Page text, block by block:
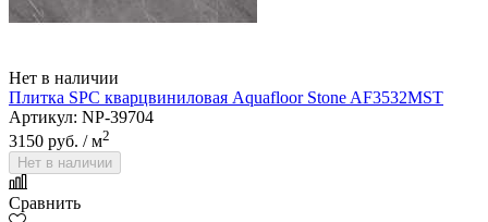
Нет в наличии
Плитка SPC кварцвиниловая Aquafloor Stone AF3532MST
Артикул: NP-39704
3150 руб. / м2
Нет в наличии
Сравнить